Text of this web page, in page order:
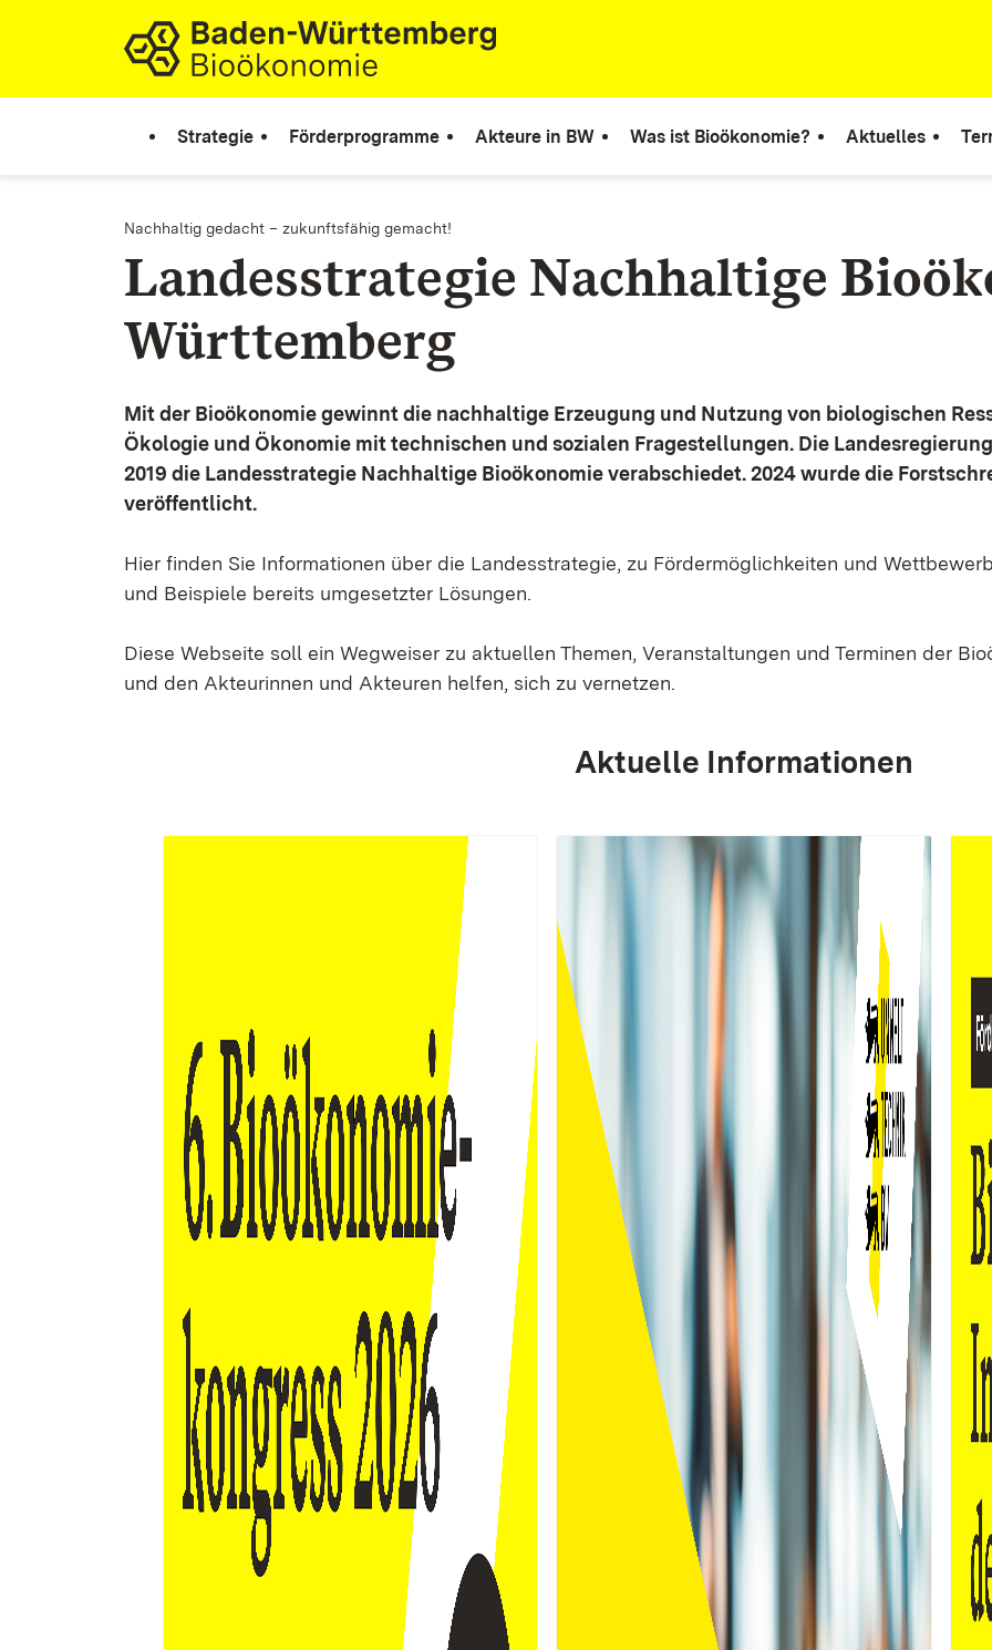
Zum Inhalt springen
Link zur Startseite
Strategie Förderprogramme Akteure in BW Was ist Bioökonomie? Aktuelles
Nachhaltig gedacht – zukunftsfähig gemacht!
Landesstrategie Nachhaltige
Württemberg
Mit der Bioökonomie gewinnt die nachhaltige Erzeugung und Nutzung von biologischen
Ökologie und Ökonomie mit technischen und sozialen Fragestellungen. Die
2019 die Landesstrategie Nachhaltige Bioökonomie verabschiedet. 2024 wurde die
veröffentlicht.
Hier finden Sie Informationen über die Landesstrategie, zu Fördermöglichkeiten und
und Beispiele bereits umgesetzter Lösungen.
Diese Webseite soll ein Wegweiser zu aktuellen Themen, Veranstaltungen und Terminen der
und den Akteurinnen und Akteuren helfen, sich zu vernetzen.
Aktuelle Informationen